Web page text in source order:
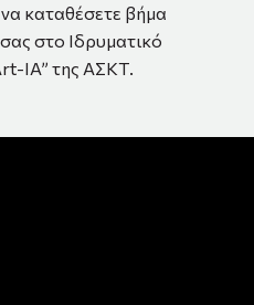
καταθέσετε βήμα
στο Ιδρυματικό
IA” της ΑΣΚΤ.